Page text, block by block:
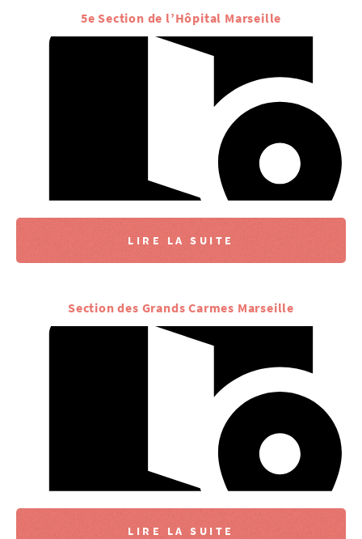
5e Section de l’Hôpital Marseille
LIRE LA SUITE
Section des Grands Carmes Marseille
LIRE LA SUITE